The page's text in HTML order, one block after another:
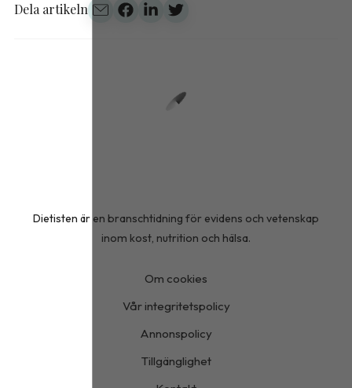
Dela artikeln
Dietisten är en branschtidning för evidens och vetenskap
inom kost, nutrition och hälsa.
Om cookies
Vår integritetspolicy
Annonspolicy
Tillgänglighet